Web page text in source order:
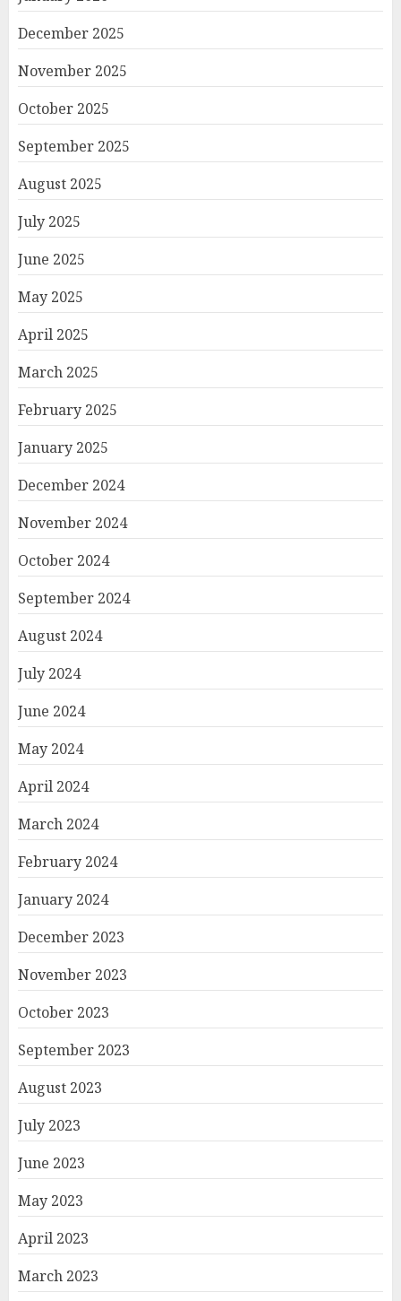
December 2025
November 2025
October 2025
September 2025
August 2025
July 2025
June 2025
May 2025
April 2025
March 2025
February 2025
January 2025
December 2024
November 2024
October 2024
September 2024
August 2024
July 2024
June 2024
May 2024
April 2024
March 2024
February 2024
January 2024
December 2023
November 2023
October 2023
September 2023
August 2023
July 2023
June 2023
May 2023
April 2023
March 2023